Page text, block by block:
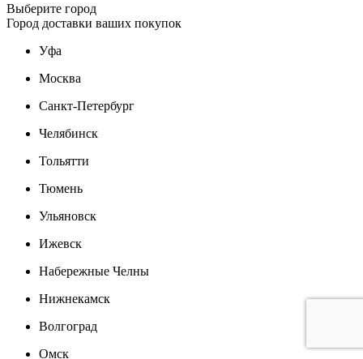
Выберите город
Город доставки ваших покупок
Уфа
Москва
Санкт-Петербург
Челябинск
Тольятти
Тюмень
Ульяновск
Ижевск
Набережные Челны
Нижнекамск
Волгоград
Омск